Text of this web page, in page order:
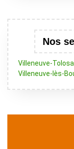
Nos
Villeneuve-
Villeneuve-lès-